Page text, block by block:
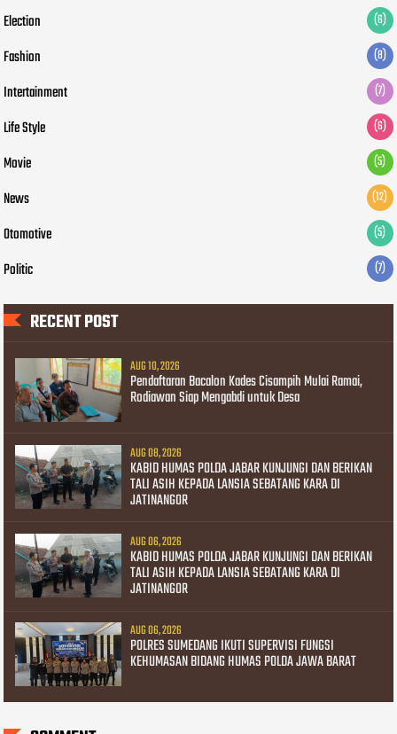
Election (6)
Fashion (8)
Intertainment (7)
Life Style (6)
Movie (5)
News (12)
Otomotive (5)
Politic (7)
RECENT POST
AUG 10, 2026
Pendaftaran Bacalon Kades Cisampih Mulai Ramai,
Rodiawan Siap Mengabdi untuk Desa
AUG 08, 2026
KABID HUMAS POLDA JABAR KUNJUNGI DAN BERIKAN
TALI ASIH KEPADA LANSIA SEBATANG KARA DI
JATINANGOR
AUG 06, 2026
KABID HUMAS POLDA JABAR KUNJUNGI DAN BERIKAN
TALI ASIH KEPADA LANSIA SEBATANG KARA DI
JATINANGOR
AUG 06, 2026
POLRES SUMEDANG IKUTI SUPERVISI FUNGSI
KEHUMASAN BIDANG HUMAS POLDA JAWA BARAT